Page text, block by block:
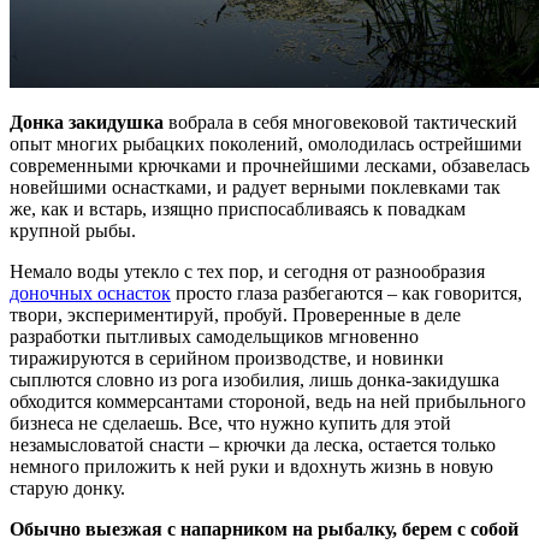
Донка закидушка вобрала в себя многовековой тактический
опыт многих рыбацких поколений, омолодилась острейшими
современными крючками и прочнейшими лесками, обзавелась
новейшими оснастками, и радует верными поклевками так
же, как и встарь, изящно приспосабливаясь к повадкам
крупной рыбы.
Немало воды утекло с тех пор, и сегодня от разнообразия
доночных оснасток просто глаза разбегаются – как говорится,
твори, экспериментируй, пробуй. Проверенные в деле
разработки пытливых самодельщиков мгновенно
тиражируются в серийном производстве, и новинки
сыплются словно из рога изобилия, лишь донка-закидушка
обходится коммерсантами стороной, ведь на ней прибыльного
бизнеса не сделаешь. Все, что нужно купить для этой
незамысловатой снасти – крючки да леска, остается только
немного приложить к ней руки и вдохнуть жизнь в новую
старую донку.
Обычно выезжая с напарником на рыбалку, берем с собой